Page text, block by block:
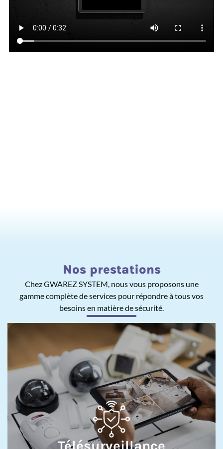
Nos prestations
Chez GWAREZ SYSTEM, nous vous proposons une
gamme complète de services pour répondre à tous vos
besoins en matière de sécurité.
Télésurveillance
Télésurveillance
Partenaire Securitas, GWAREZ SYSTEM assure
l'installation et la maintenance des systèmes de
télésurveillance pour particuliers et professionnels
Home Connect et Pro Connect.
En savoir plus